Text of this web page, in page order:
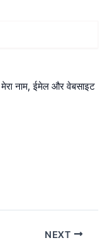
नाम, ईमेल और वेबसाइट
NEXT